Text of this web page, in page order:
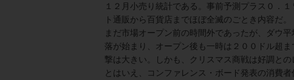
１２月小売り統計である。事前予測プラス０．
ト通販から百貨店までほぼ全滅のごとき内容だ。
まだ市場オープン前の時間外であったが、ダウ
落が始まり、オープン後も一時は２００ドル超
撃は大きい。しかも、クリスマス商戦は好調との
とはいえ、コンファレンス・ボード発表の消費